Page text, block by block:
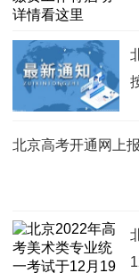
北京高考开通网上